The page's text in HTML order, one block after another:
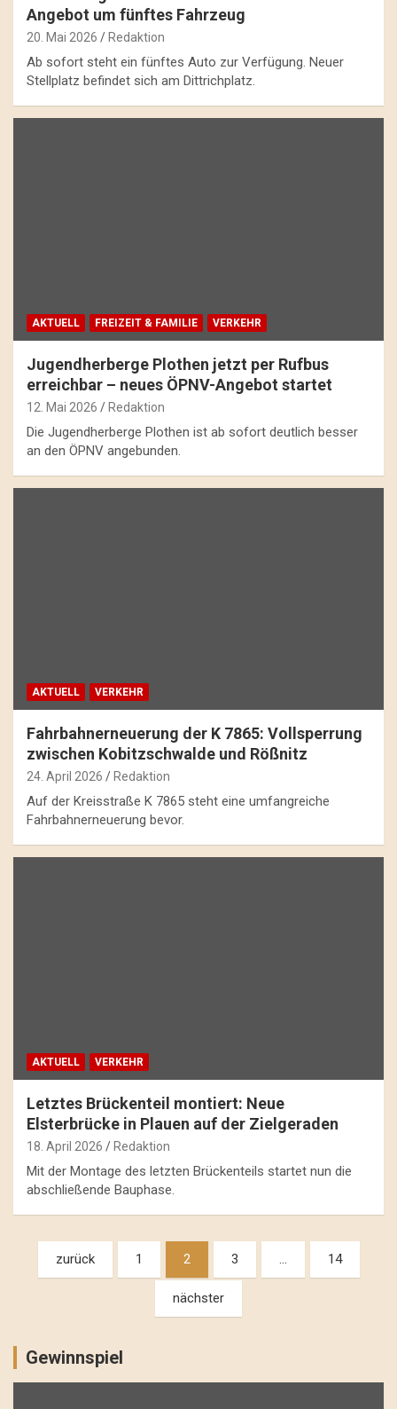
Angebot um fünftes Fahrzeug
20. Mai 2026 Redaktion
Ab sofort steht ein fünftes Auto zur Verfügung. Neuer
Stellplatz befindet sich am Dittrichplatz.
AKTUELL FREIZEIT & FAMILIE VERKEHR
Jugendherberge Plothen jetzt per Rufbus
erreichbar – neues ÖPNV-Angebot startet
12. Mai 2026 Redaktion
Die Jugendherberge Plothen ist ab sofort deutlich besser
an den ÖPNV angebunden.
AKTUELL VERKEHR
Fahrbahnerneuerung der K 7865: Vollsperrung
zwischen Kobitzschwalde und Rößnitz
24. April 2026 Redaktion
Auf der Kreisstraße K 7865 steht eine umfangreiche
Fahrbahnerneuerung bevor.
AKTUELL VERKEHR
Letztes Brückenteil montiert: Neue
Elsterbrücke in Plauen auf der Zielgeraden
18. April 2026 Redaktion
Mit der Montage des letzten Brückenteils startet nun die
abschließende Bauphase.
Beitragsnavigation
zurück 1 2 3 … 14
nächster
Gewinnspiel